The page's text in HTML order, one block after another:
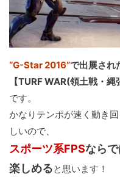
“G-Star 2016”で出展され
【TURF WAR(領土戦・
です。
かなりテンポが速く動き
しいので、
スポーツ系FPSなら
楽しめると思います！